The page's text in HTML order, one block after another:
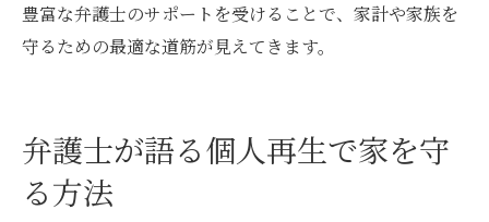
豊富な弁護士のサポートを受けることで、家計や家族を
守るための最適な道筋が見えてきます。
弁護士が語る個人再生で家を守
る方法